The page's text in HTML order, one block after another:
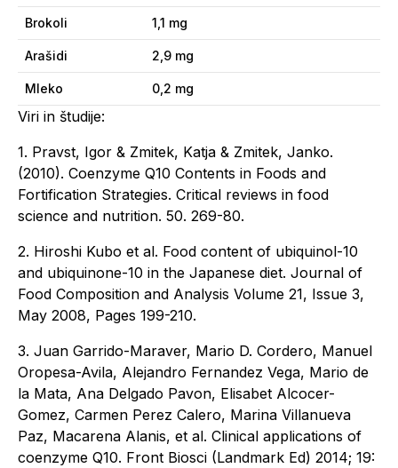
Brokoli 1,1 mg
Arašidi 2,9 mg
Mleko 0,2 mg
Viri in študije:
1. Pravst, Igor & Zmitek, Katja & Zmitek, Janko.
(2010). Coenzyme Q10 Contents in Foods and
Fortification Strategies. Critical reviews in food
science and nutrition. 50. 269-80.
2. Hiroshi Kubo et al. Food content of ubiquinol-10
and ubiquinone-10 in the Japanese diet. Journal of
Food Composition and Analysis Volume 21, Issue 3,
May 2008, Pages 199-210.
3. Juan Garrido-Maraver, Mario D. Cordero, Manuel
Oropesa-Avila, Alejandro Fernandez Vega, Mario de
la Mata, Ana Delgado Pavon, Elisabet Alcocer-
Gomez, Carmen Perez Calero, Marina Villanueva
Paz, Macarena Alanis, et al. Clinical applications of
coenzyme Q10. Front Biosci (Landmark Ed) 2014; 19: